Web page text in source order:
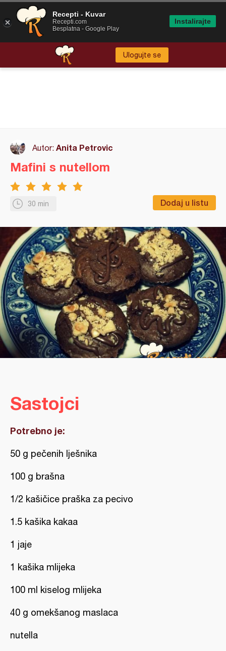
Ulogujte se
Autor: Anita Petrovic
30 min Dodaj u listu
Mafini s nutellom
Sastojci
Potrebno je:
50 g pečenih lješnika
100 g brašna
1/2 kašičice praška za pecivo
1.5 kašika kakaa
1 jaje
1 kašika mlijeka
100 ml kiselog mlijeka
40 g omekšanog maslaca
nutella
Recepti - Kuvar
Recepti.com
Besplatna - Google Play
Instalirajte